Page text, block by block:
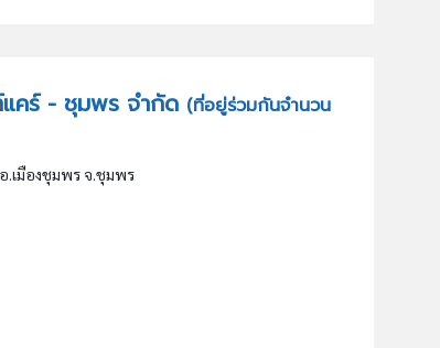
คร์ - ชุมพร จำกัด (ที่อยู่ร่วมกันจำนวน
.เมืองชุมพร จ.ชุมพร